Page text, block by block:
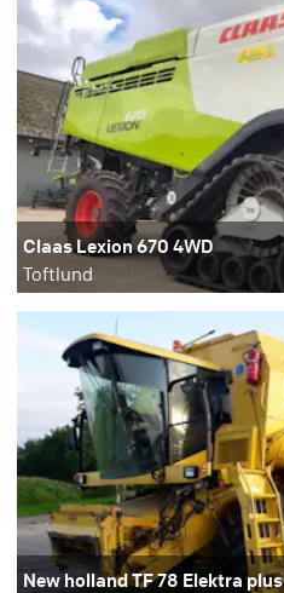
Claas Lexion 670 4WD
Toftlund
New holland TF 78 Elektra plus